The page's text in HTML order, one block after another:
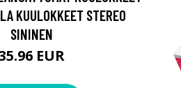
KUULOKKEET STEREO
SININEN
EUR